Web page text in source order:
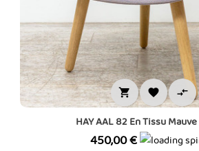
  
HAY AAL 82 En Tissu
Prix
450,00 €